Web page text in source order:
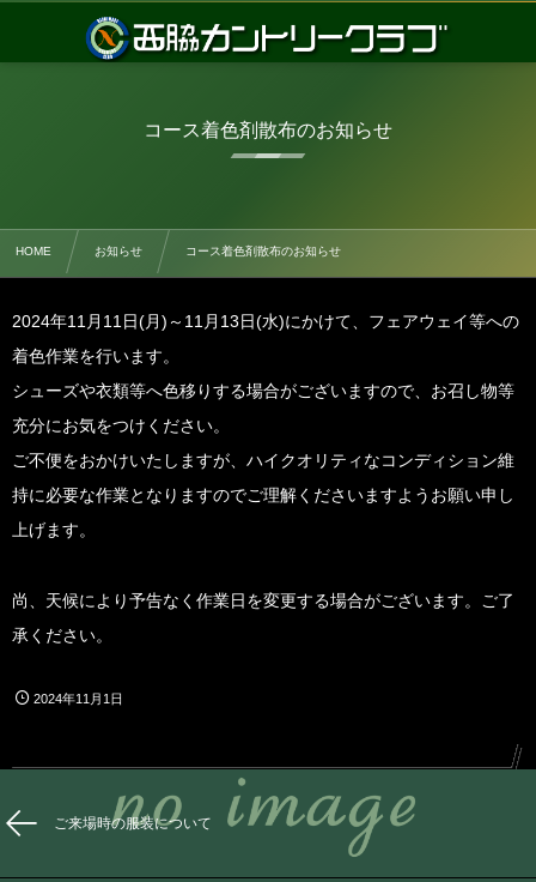
コース着色剤散布のお知らせ
HOME お知らせ コース着色剤散布のお知らせ
2024年11月11日(月)～11月13日(水)にかけて、フェアウェイ等への
着色作業を行います。
シューズや衣類等へ色移りする場合がございますので、お召し物等
充分にお気をつけください。
ご不便をおかけいたしますが、ハイクオリティなコンディション維
持に必要な作業となりますのでご理解くださいますようお願い申し
上げます。
尚、天候により予告なく作業日を変更する場合がございます。ご了
承ください。
2024年11月1日
ご来場時の服装について